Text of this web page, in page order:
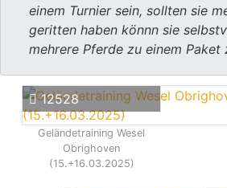
einem Turnier sein, sollten sie
geritten haben könnn sie
mehrere Pferde zu einem Paket
12528
Geländetraining Wesel
Obrighoven
(15.+16.03.2025)